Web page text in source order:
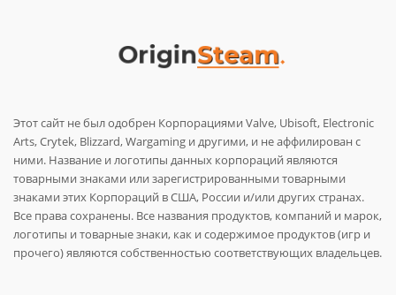
Этот сайт не был одобрен Корпорациями Valve, Ubisoft, Electronic
Arts, Crytek, Blizzard, Wargaming и другими, и не аффилирован с
ними. Название и логотипы данных корпораций являются
товарными знаками или зарегистрированными товарными
знаками этих Корпораций в США, России и/или других странах.
Все права сохранены. Все названия продуктов, компаний и марок,
логотипы и товарные знаки, как и содержимое продуктов (игр и
прочего) являются собственностью соответствующих владельцев.